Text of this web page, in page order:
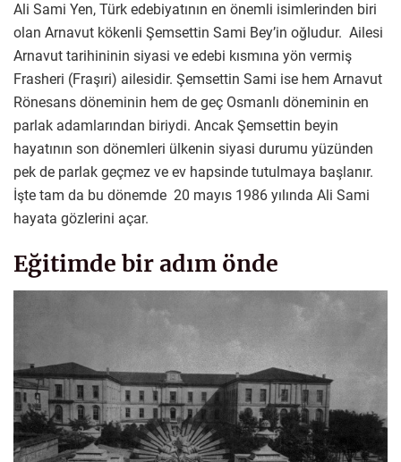
Ali Sami Yen, Türk edebiyatının en önemli isimlerinden biri
olan Arnavut kökenli Şemsettin Sami Bey’in oğludur. Ailesi
Arnavut tarihininin siyasi ve edebi kısmına yön vermiş
Frasheri (Fraşıri) ailesidir. Şemsettin Sami ise hem Arnavut
Rönesans döneminin hem de geç Osmanlı döneminin en
parlak adamlarından biriydi. Ancak Şemsettin beyin
hayatının son dönemleri ülkenin siyasi durumu yüzünden
pek de parlak geçmez ve ev hapsinde tutulmaya başlanır.
İşte tam da bu dönemde 20 mayıs 1986 yılında Ali Sami
hayata gözlerini açar.
Eğitimde bir adım önde